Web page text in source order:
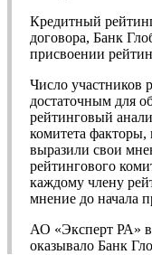
Кредитный
договора, Банк
присвоении
Число участников
достаточным для
рейтинговый
комитета
выразили свои
рейтингового
каждому члену
мнение до начала
АО «Эксперт РА» в
оказывало Банк